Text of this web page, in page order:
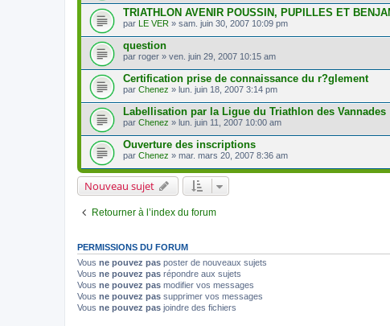
TRIATHLON AVENIR POUSSIN, PUPILLES ET
par LE VER » sam. juin 30, 2007 10:09 pm
question
par roger » ven. juin 29, 2007 10:15 am
Certification prise de connaissance du r?glement
par Chenez » lun. juin 18, 2007 3:14 pm
Labellisation par la Ligue du Triathlon des Vannades
par Chenez » lun. juin 11, 2007 10:00 am
Ouverture des inscriptions
par Chenez » mar. mars 20, 2007 8:36 am
Nouveau sujet
Retourner à l’index du forum
PERMISSIONS DU FORUM
Vous ne pouvez pas poster de nouveaux sujets
Vous ne pouvez pas répondre aux sujets
Vous ne pouvez pas modifier vos messages
Vous ne pouvez pas supprimer vos messages
Vous ne pouvez pas joindre des fichiers